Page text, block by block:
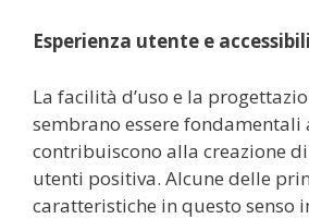
Esperienza utente e
La facilità d’uso e la
sembrano essere fondamentali
contribuiscono alla creazione di
utenti positiva. Alcune delle
caratteristiche in questo senso